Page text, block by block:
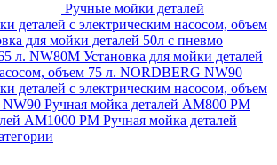
Ручные мойки деталей
деталей с электрическим насосом, объем
для мойки деталей 50л с пневмо
л. NW80M Установка для мойки деталей
объем 75 л. NORDBERG NW90
деталей с электрическим насосом, объем
NW90 Ручная мойка деталей АМ800 РМ
АМ1000 РМ Ручная мойка деталей